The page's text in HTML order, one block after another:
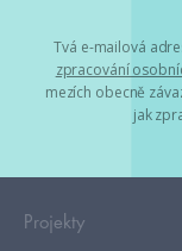
Tvá e-mailová
zpracování
mezích obecně
jak
Projekty